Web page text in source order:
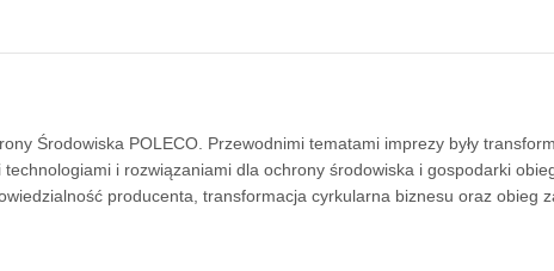
Środowiska POLECO. Przewodnimi tematami imprezy były
i rozwiązaniami dla ochrony środowiska i gospodarki
producenta, transformacja cyrkularna biznesu oraz obieg